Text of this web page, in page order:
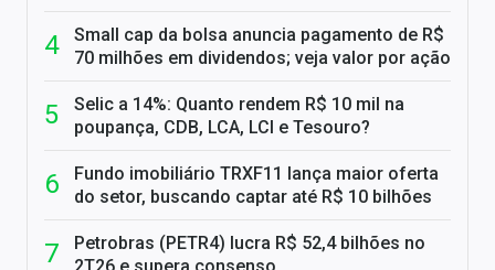
Small cap da bolsa anuncia pagamento de R$
70 milhões em dividendos; veja valor por ação
Selic a 14%: Quanto rendem R$ 10 mil na
poupança, CDB, LCA, LCI e Tesouro?
Fundo imobiliário TRXF11 lança maior oferta
do setor, buscando captar até R$ 10 bilhões
Petrobras (PETR4) lucra R$ 52,4 bilhões no